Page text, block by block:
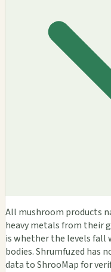
All mushroom products
heavy metals from their
is whether the levels
bodies. Shrumfuzed has
data to ShrooMap for